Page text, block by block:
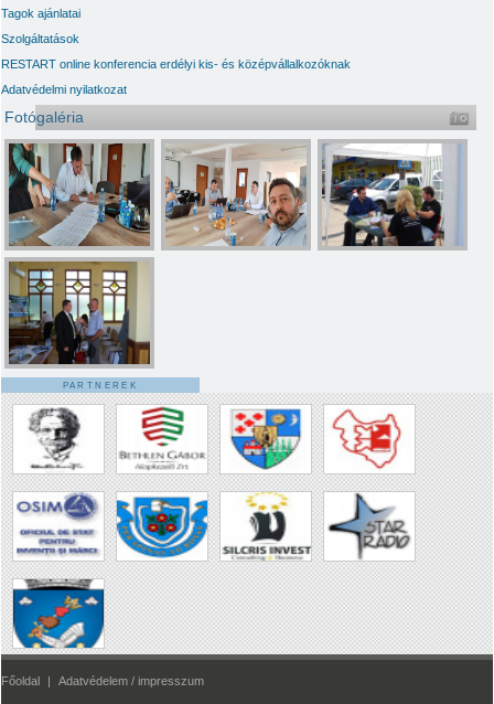
Tagok ajánlatai
Szolgáltatások
RESTART online konferencia erdélyi kis- és középvállalkozóknak
Adatvédelmi nyilatkozat
Fotógaléria
PARTNEREK
Főoldal | Adatvédelem / impresszum